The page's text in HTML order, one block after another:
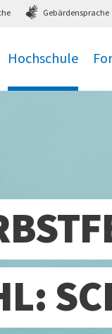
zum Inhalt,
Gebärdensprache
Hochschule